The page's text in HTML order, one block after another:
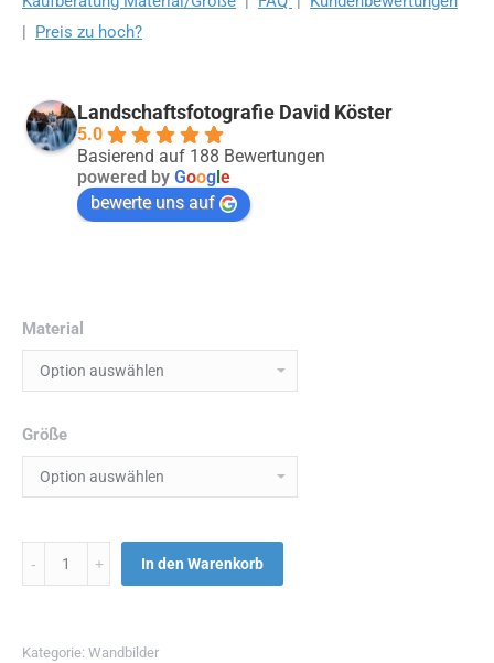
| Preis zu hoch?
Landschaftsfotografie David Köster
5.0
Basierend auf 188 Bewertungen
powered by Google
bewerte uns auf
Material
Größe
Menge In den Warenkorb
Kategorie: Wandbilder